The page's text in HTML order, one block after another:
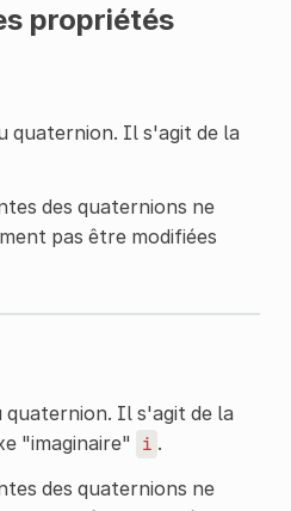
propriétés
quaternion. Il s'agit de la
des quaternions ne
pas être modifiées
quaternion. Il s'agit de la
"imaginaire"
i .
des quaternions ne